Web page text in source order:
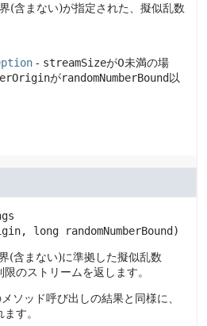
(含まない)が指定された、擬似乱数
- streamSizeが0未満の場
がrandomNumberBound 以
long randomNumberBound)
(含まない)に準拠した擬似乱数
のストリームを返します。
ソッド呼び出しの結果と同様に、
す。